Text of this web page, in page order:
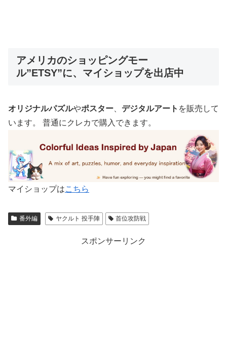
アメリカのショッピングモー
ル”ETSY”に、マイショップを出店中
オリジナルパズルやポスター デジタルアート を販売して
います。 普通にクレカで購入できます。
マイショップはこちら
番外編 ヤクルト 投手陣 首位攻防戦
スポンサーリンク